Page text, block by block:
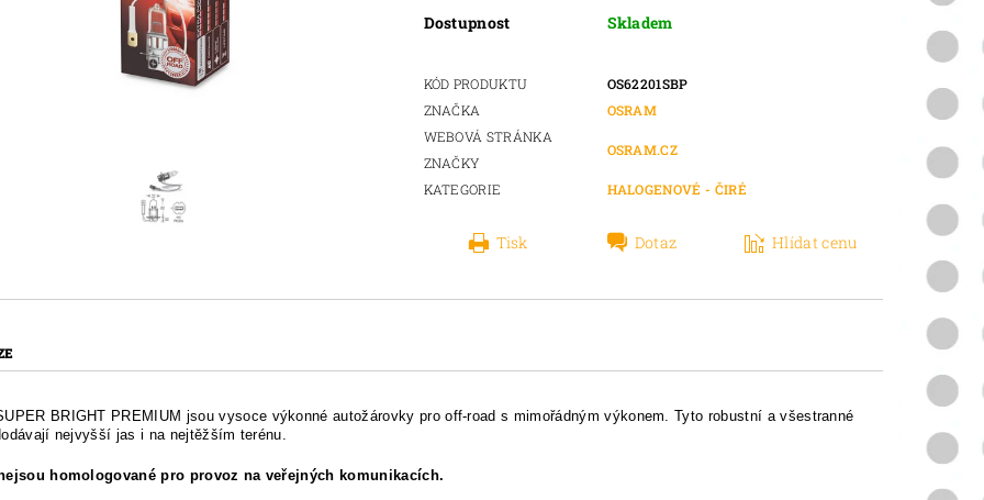
Dostupnost Skladem
KÓD PRODUKTU
OS62201SBP
ZNAČKA
OSRAM
WEBOVÁ STRÁNKA
ZNAČKY
OSRAM.CZ
KATEGORIE HALOGENOVÉ - ČIRÉ
Tisk Dotaz Hlídat cenu
BRIGHT PREMIUM jsou vysoce výkonné autožárovky pro off-road s mimořádným výkonem. Tyto robustní a všestranné
nejvyšší jas i na nejtěžším terénu.
homologované pro provoz na veřejných komunikacích.